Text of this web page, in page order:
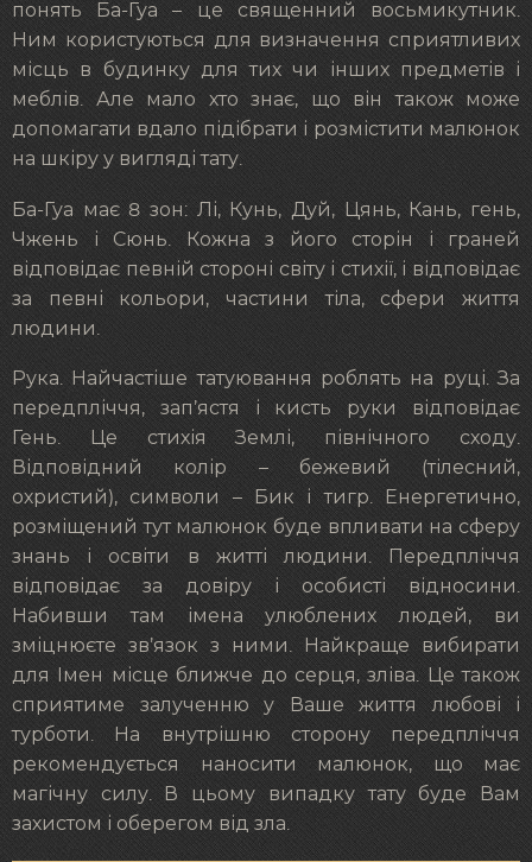
понять Ба-Гуа – це священний восьмикутник.
Ним користуються для визначення сприятливих
місць в будинку для тих чи інших предметів і
меблів. Але мало хто знає, що він також може
допомагати вдало підібрати і розмістити малюнок
на шкіру у вигляді тату.
Ба-Гуа має 8 зон: Лі, Кунь, Дуй, Цянь, Кань, гень,
Чжень і Сюнь. Кожна з його сторін і граней
відповідає певній стороні світу і стихії, і відповідає
за певні кольори, частини тіла, сфери життя
людини.
Рука. Найчастіше татуювання роблять на руці. За
передпліччя, зап’ястя і кисть руки відповідає
Гень. Це стихія Землі, північного сходу.
Відповідний колір – бежевий (тілесний,
охристий), символи – Бик і тигр. Енергетично,
розміщений тут малюнок буде впливати на сферу
знань і освіти в житті людини. Передпліччя
відповідає за довіру і особисті відносини.
Набивши там імена улюблених людей, ви
зміцнюєте зв’язок з ними. Найкраще вибирати
для Імен місце ближче до серця, зліва. Це також
сприятиме залученню у Ваше життя любові і
турботи. На внутрішню сторону передпліччя
рекомендується наносити малюнок, що має
магічну силу. В цьому випадку тату буде Вам
захистом і оберегом від зла.